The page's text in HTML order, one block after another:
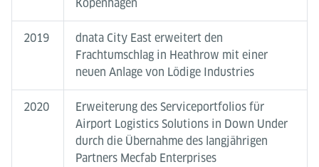
Kopenhagen
2019
dnata City East erweitert den
Frachtumschlag in Heathrow mit einer
neuen Anlage von Lödige Industries
2020
Erweiterung des Serviceportfolios für
Airport Logistics Solutions in Down Under
durch die Übernahme des langjährigen
Partners Mecfab Enterprises